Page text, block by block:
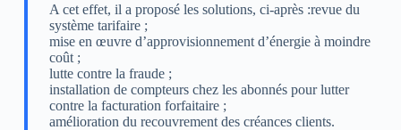
A cet effet, il a proposé les solutions, ci-après :revue du
système tarifaire ;
mise en œuvre d’approvisionnement d’énergie à moindre
coût ;
lutte contre la fraude ;
installation de compteurs chez les abonnés pour lutter
contre la facturation forfaitaire ;
amélioration du recouvrement des créances clients.